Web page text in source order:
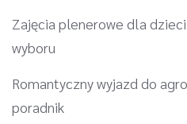
Zajęcia plenerowe dla
wyboru
Romantyczny wyjazd do
poradnik